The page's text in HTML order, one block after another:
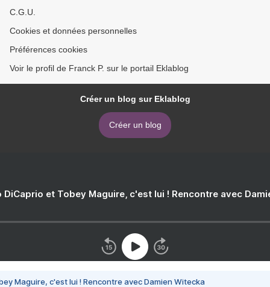
C.G.U.
Cookies et données personnelles
Préférences cookies
Voir le profil de Franck P. sur le portail Eklablog
Créer un blog sur Eklablog
Créer un blog
DiCaprio et Tobey Maguire, c'est lui ! Rencontre avec
Maguire, c'est lui ! Rencontre avec Damien Witecka